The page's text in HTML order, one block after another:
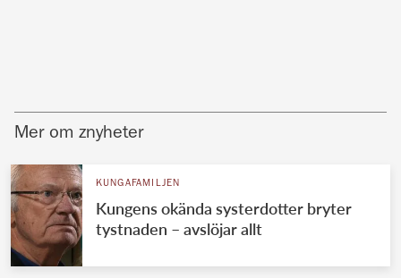
Mer om znyheter
KUNGAFAMILJEN
Kungens okända systerdotter bryter
tystnaden – avslöjar allt